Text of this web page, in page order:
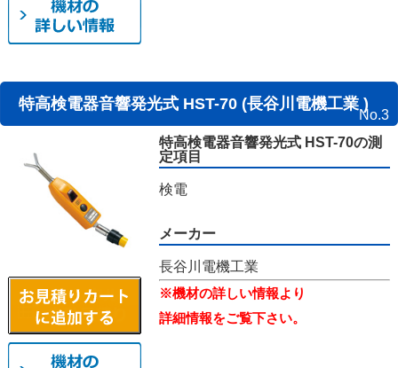
特高検電器音響発光式 HST-70 (長谷川電機工業 )
No.3
特高検電器音響発光式 HST-70の測
定項目
検電
メーカー
長谷川電機工業
※機材の詳しい情報より
詳細情報をご覧下さい。